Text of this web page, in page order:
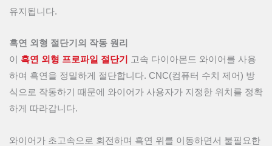
유지됩니다.
흑연 외형 절단기의 작동 원리
이 흑연 외형 프로파일 절단기
고속 다이아몬드 와이어를 사용
하여 흑연을 정밀하게 절단합니다. CNC(컴퓨터 수치 제어) 방
식으로 작동하기 때문에 와이어가 사용자가 지정한 위치를 정확
하게 따라갑니다.
와이어가 초고속으로 회전하며 흑연 위를 이동하면서 불필요한